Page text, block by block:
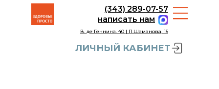
(343) 289-07-57
В. де Геннина, 40 | П.Шаманова, 15
написать нам
ЛИЧНЫЙ КАБИНЕТ